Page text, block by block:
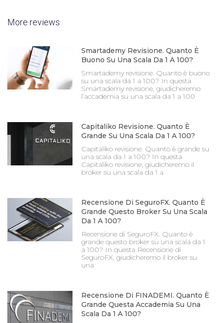
More reviews
Smartademy Revisione. Quanto È
Buono Su Una Scala Da 1 A 100?
Smartademy revisione. Quanto è buono
su una scala da 1 a 100? In questa
Smartademy revisione, giudicheremo
l’accademia su una scala da 1 a 100
Capitaliko Revisione. Quanto È
Grande Su Una Scala Da 1 A 100?
Capitaliko revisione. Quanto è grande su
una scala da 1 a 100? In questa
Capitaliko revisione, giudicheremo il
broker su una scala da 1 a
Recensione Di SeguroFX. Quanto È
Grande Questo Broker Su Una Scala
Da 1 A 100?
Recensione di SeguroFX. Quanto è
grande questo broker su una scala da 1
a 100? In questa Recensione di
SeguroFX, giudicheremo il broker su
una
Recensione Di FINADEMI. Quanto È
Grande Questa Accademia Su Una
Scala Da 1 A 100?